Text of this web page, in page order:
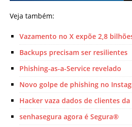
Veja também:
Vazamento no X expõe 2,8
Backups precisam ser resilientes
Phishing-as-a-Service revelado
Novo golpe de phishing no
Hacker vaza dados de clientes da
senhasegura agora é Segura®